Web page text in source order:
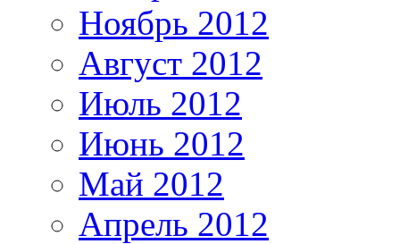
Ноябрь 2012
Август 2012
Июль 2012
Июнь 2012
Май 2012
Апрель 2012